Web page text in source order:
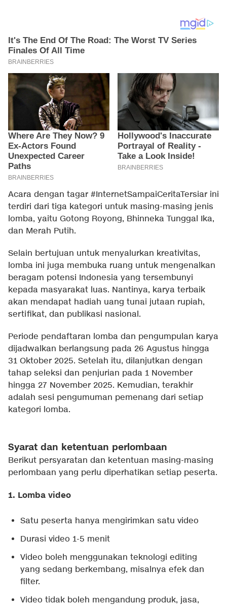
Acara dengan tagar #InternetSampaiCeritaTersiar ini
terdiri dari tiga kategori untuk masing-masing jenis
lomba, yaitu Gotong Royong, Bhinneka Tunggal Ika,
dan Merah Putih.
Selain bertujuan untuk menyalurkan kreativitas,
lomba ini juga membuka ruang untuk mengenalkan
beragam potensi Indonesia yang tersembunyi
kepada masyarakat luas. Nantinya, karya terbaik
akan mendapat hadiah uang tunai jutaan rupiah,
sertifikat, dan publikasi nasional.
Periode pendaftaran lomba dan pengumpulan karya
dijadwalkan berlangsung pada 26 Agustus hingga
31 Oktober 2025. Setelah itu, dilanjutkan dengan
tahap seleksi dan penjurian pada 1 November
hingga 27 November 2025. Kemudian, terakhir
adalah sesi pengumuman pemenang dari setiap
kategori lomba.
Syarat dan ketentuan perlombaan
Berikut persyaratan dan ketentuan masing-masing
perlombaan yang perlu diperhatikan setiap peserta.
1. Lomba video
Satu peserta hanya mengirimkan satu video
Durasi video 1-5 menit
Video boleh menggunakan teknologi editing
yang sedang berkembang, misalnya efek dan
filter.
Video tidak boleh mengandung produk, jasa,